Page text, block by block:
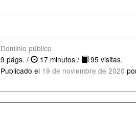
Dominio público
9 págs. /
17 minutos /
95 visitas.
Publicado el 19 de noviembre de 2020